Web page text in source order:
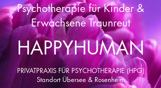
Psychotherapie für Kinder &
Erwachsene Traunreut
HAPPYHUMAN
PRIVATPRAXIS FÜR PSYCHOTHERAPIE(HPG)
Standort Übersee & Rosenheim